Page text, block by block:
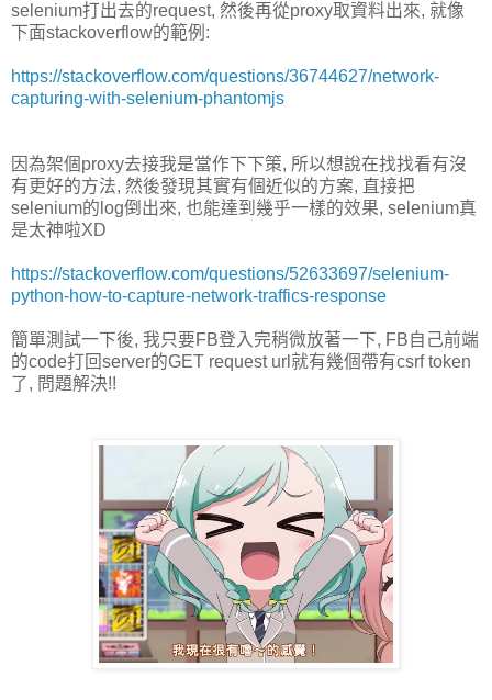
selenium打出去的request, 然後再從proxy取資料出來, 就像
下面stackoverflow的範例:
https://stackoverflow.com/questions/36744627/network-
capturing-with-selenium-phantomjs
因為架個proxy去接我是當作下下策, 所以想說在找找看有沒
有更好的方法, 然後發現其實有個近似的方案, 直接把
selenium的log倒出來, 也能達到幾乎一樣的效果, selenium真
是太神啦XD
https://stackoverflow.com/questions/52633697/selenium-
python-how-to-capture-network-traffics-response
簡單測試一下後, 我只要FB登入完稍微放著一下, FB自己前端
的code打回server的GET request url就有幾個帶有csrf token
了, 問題解決!!